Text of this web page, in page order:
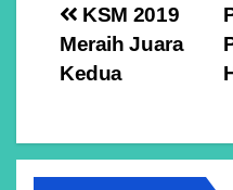
Navigasi
pos
KSM 2019
Meraih Juara
Kedua